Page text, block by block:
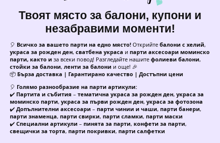
Твоят място за балони, купони и
незабравими моменти!
🎈 Всичко за вашето парти на едно място! Открийте балони с хелий,
украса за рожден ден, сватбена украса и парти аксесоари моминско
парти, както и за всеки повод! Разгледайте нашите фолиеви балони,
стойки за балони, ленти за балони и още! 🎉
📦 Бърза доставка | Гарантирано качество | Достъпни цени
🎈 Голямо разнообразие на парти артикули:
✔️ Партита и събития – тематична украса за рожден ден, украса за
моминско парти, украса за първи рожден ден, украса за фотозона
✔️ Допълнителни аксесоари – парти чинии и чаши, парти банери,
парти знаменца, парти свирки, парти сламки, парти маски
✔️ Специални артикули – пинята за парти, конфети за парти,
свещички за торта, парти покривки, парти салфетки